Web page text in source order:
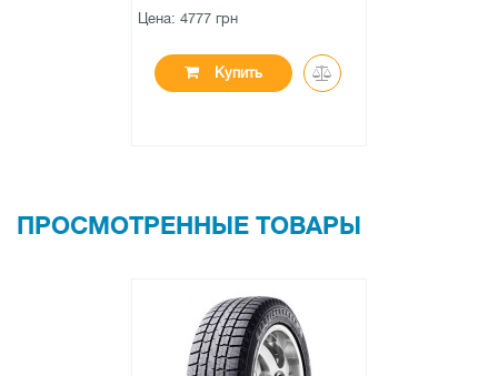
ПРОСМОТРЕННЫЕ ТОВАРЫ